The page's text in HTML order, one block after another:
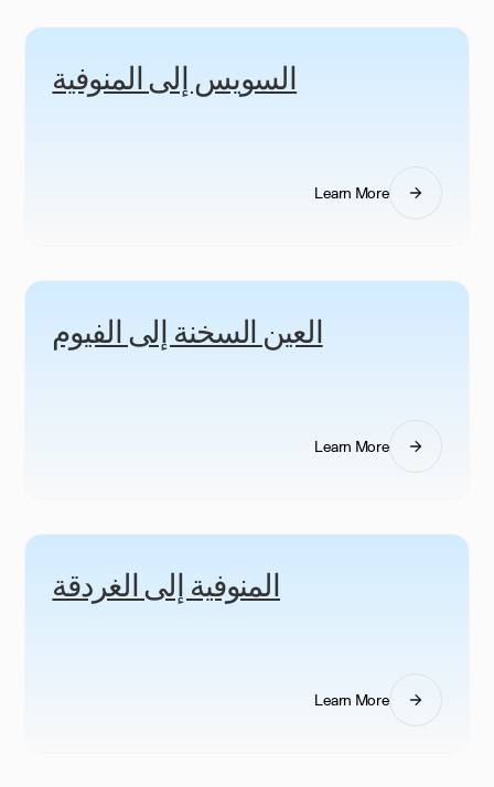
السويس إلى المنوفية
Learn More
العين السخنة إلى الفيوم
Learn More
المنوفية إلى الغردقة
Learn More